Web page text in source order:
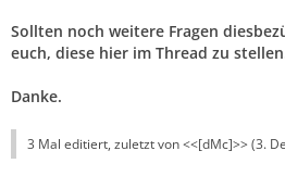
Sollten noch weitere Fragen
euch, diese hier im Thread zu
Danke.
3 Mal editiert, zuletzt von <<[dMc]>> (3.